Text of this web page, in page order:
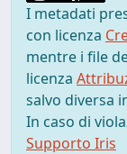
I metadati
con licenza
mentre i file
licenza
salvo diversa
In caso di
Supporto Iris